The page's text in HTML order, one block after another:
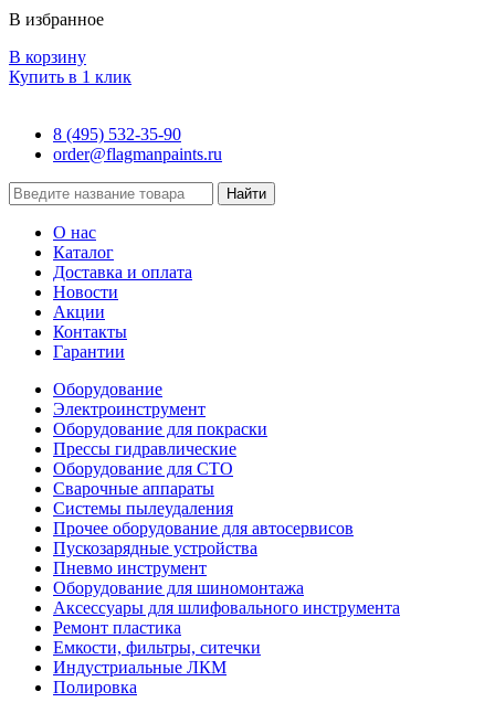
В избранное
В корзину
Купить в 1 клик
8 (495) 532-35-90
order@flagmanpaints.ru
Найти
О нас
Каталог
Доставка и оплата
Новости
Акции
Контакты
Гарантии
Оборудование
Электроинструмент
Оборудование для покраски
Прессы гидравлические
Оборудование для СТО
Сварочные аппараты
Системы пылеудаления
Прочее оборудование для автосервисов
Пускозарядные устройства
Пневмо инструмент
Оборудование для шиномонтажа
Аксессуары для шлифовального инструмента
Ремонт пластика
Емкости, фильтры, ситечки
Индустриальные ЛКМ
Полировка